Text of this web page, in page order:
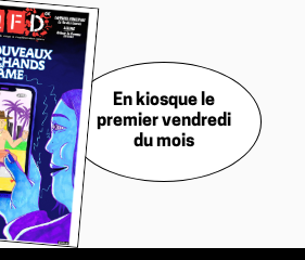
En kiosque le
premier vendredi
du mois